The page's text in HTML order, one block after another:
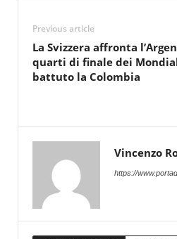
Previous article
La Svizzera affronta
quarti di finale dei
battuto la Colombia
Vincenzo
https://